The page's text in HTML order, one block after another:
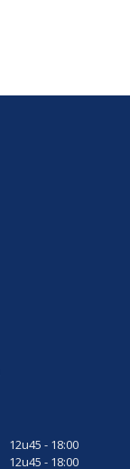
12u45 - 18:00
12u45 - 18:00